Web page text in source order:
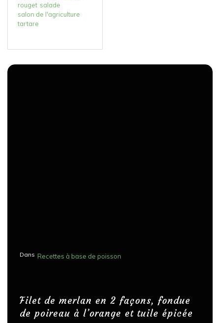
rouget salade
salon de l'agriculture
tartare
Dans Recettes à base de poisson
Filet de merlan en 2 façons, fondue
de poireau à l’orange et tuile épicée